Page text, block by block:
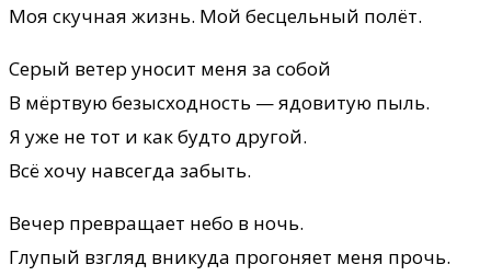
Моя скучная жизнь. Мой бесцельный полёт.
Серый ветер уносит меня за собой
В мёртвую безысходность — ядовитую пыль.
Я уже не тот и как будто другой.
Всё хочу навсегда забыть.
Вечер превращает небо в ночь.
Глупый взгляд вникуда прогоняет меня прочь.